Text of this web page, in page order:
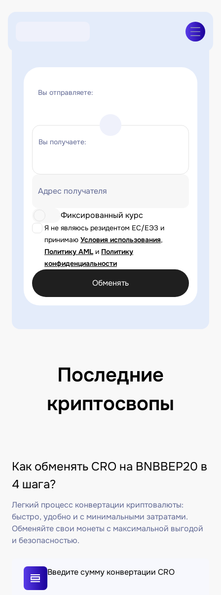
Вы отправляете:
Вы получаете:
Адрес получателя
Я не являюсь резидентом ЕС/ЕЭЗ и
принимаю Условия использования,
Политику AML и Политику
конфиденциальности
Фиксированный курс
Обменять
Последние
криптосвопы
Как обменять CRO на BNBBEP20 в
4 шага?
Легкий процесс конвертации криптовалюты:
быстро, удобно и с минимальными затратами.
Обменяйте свои монеты с максимальной выгодой
и безопасностью.
Введите сумму конвертации CRO